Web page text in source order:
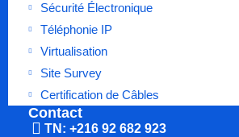
Sécurité Électronique
Téléphonie IP
Virtualisation
Site Survey
Certification de Câbles
Contact
TN: +216 92 682 923